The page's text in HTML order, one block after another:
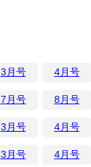
3月号 4月号
7月号 8月号
3月号 4月号
3月号 4月号